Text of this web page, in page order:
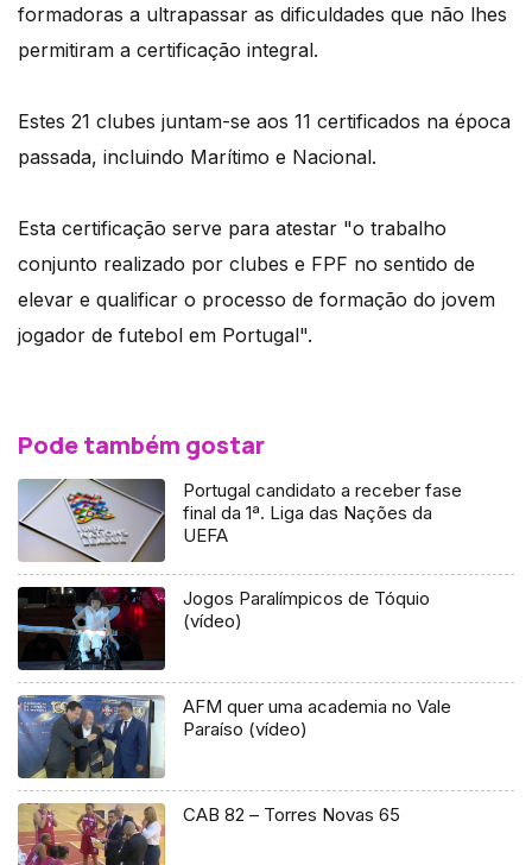
formadoras a ultrapassar as dificuldades que não lhes
permitiram a certificação integral.
Estes 21 clubes juntam-se aos 11 certificados na época
passada, incluindo Marítimo e Nacional.
Esta certificação serve para atestar "o trabalho
conjunto realizado por clubes e FPF no sentido de
elevar e qualificar o processo de formação do jovem
jogador de futebol em Portugal".
Pode também gostar
Portugal candidato a receber fase
final da 1ª. Liga das Nações da
UEFA
Jogos Paralímpicos de Tóquio
(vídeo)
AFM quer uma academia no Vale
Paraíso (vídeo)
CAB 82 – Torres Novas 65